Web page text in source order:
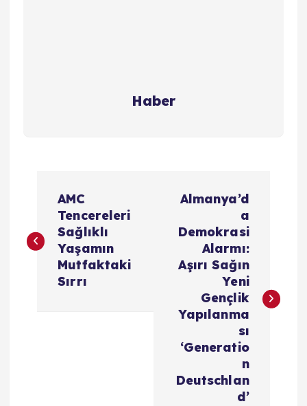
Haber
z
AMC
Tencereleri
Sağlıklı
Yaşamın
Mutfaktaki
Sırrı
Almanya’d
a
Demokrasi
Alarmı:
Aşırı Sağın
Yeni
Gençlik
Yapılanma
sı
‘Generatio
n
Deutschlan
d’